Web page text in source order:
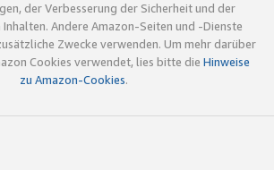
der Verbesserung der Sicherheit und der
Andere Amazon-Seiten und -Dienste
Zwecke verwenden. Um mehr darüber
Cookies verwendet, lies bitte die Hinweise
zu Amazon-Cookies.